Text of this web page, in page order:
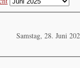
Samstag, 28. Juni